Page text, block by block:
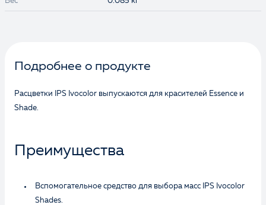
обработку персональных данных
Подробнее о продукте
Расцветки IPS Ivocolor выпускаются для красителей Essence и
Shade.
Преимущества
Вспомогательное средство для выбора масс IPS Ivocolor
Shades.